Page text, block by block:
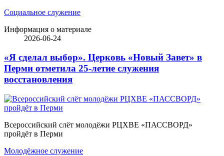
Социальное служение
Информация о материале
2026-06-24
«Я сделал выбор». Церковь «Новый Завет» в
Перми отметила 25-летие служения
восстановления
Всероссийский слёт молодёжи РЦХВЕ «ПАССВОРД»
пройдёт в Перми
Молодёжное служение